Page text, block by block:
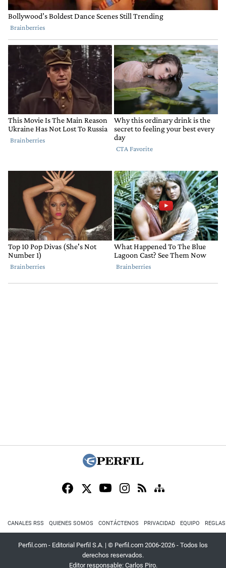
CANALES RSS QUIENES SOMOS CONTÁCTENOS PRIVACIDAD EQUIPO
Perfil.com - Editorial Perfil S.A. | © Perfil.com 2006-2026 - Todos los
derechos reservados.
Editor responsable: Carlos Piro.